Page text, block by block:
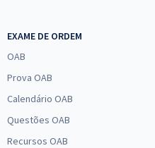
EXAME DE ORDEM
OAB
Prova OAB
Calendário OAB
Questões OAB
Recursos OAB